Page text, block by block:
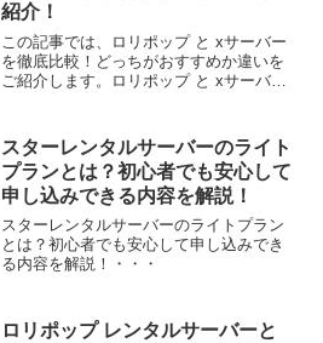
紹介！
この記事では、ロリポップ と xサーバー
を徹底比較！どっちがおすすめか違いを
ご紹介します。ロリポップ と xサーバー
プ と xサーバー の違いを調べてみまし
た。ロリポ...
スターレンタルサーバーのライト
プランとは？初心者でも安心して
申し込みできる内容を解説！
スターレンタルサーバーのライトプラン
とは？初心者でも安心して申し込みでき
る内容を解説！・・・
ロリポップ レンタルサーバーと